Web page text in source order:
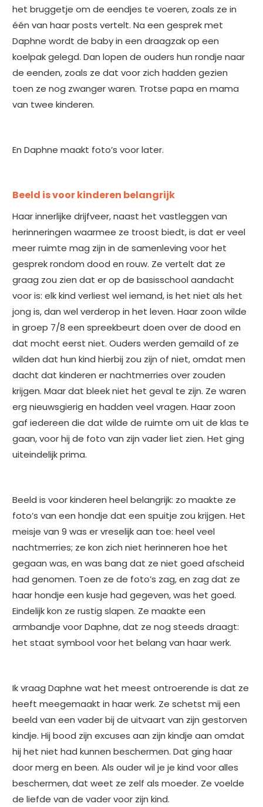
het bruggetje om de eendjes te voeren, zoals ze in
één van haar posts vertelt. Na een gesprek met
Daphne wordt de baby in een draagzak op een
koelpak gelegd. Dan lopen de ouders hun rondje naar
de eenden, zoals ze dat voor zich hadden gezien
toen ze nog zwanger waren. Trotse papa en mama
van twee kinderen.
En Daphne maakt foto’s voor later.
Beeld is voor kinderen belangrijk
Haar innerlijke drijfveer, naast het vastleggen van
herinneringen waarmee ze troost biedt, is dat er veel
meer ruimte mag zijn in de samenleving voor het
gesprek rondom dood en rouw. Ze vertelt dat ze
graag zou zien dat er op de basisschool aandacht
voor is: elk kind verliest wel iemand, is het niet als het
jong is, dan wel verderop in het leven. Haar zoon wilde
in groep 7/8 een spreekbeurt doen over de dood en
dat mocht eerst niet. Ouders werden gemaild of ze
wilden dat hun kind hierbij zou zijn of niet, omdat men
dacht dat kinderen er nachtmerries over zouden
krijgen. Maar dat bleek niet het geval te zijn. Ze waren
erg nieuwsgierig en hadden veel vragen. Haar zoon
gaf iedereen die dat wilde de ruimte om uit de klas te
gaan, voor hij de foto van zijn vader liet zien. Het ging
uiteindelijk prima.
Beeld is voor kinderen heel belangrijk: zo maakte ze
foto’s van een hondje dat een spuitje zou krijgen. Het
meisje van 9 was er vreselijk aan toe: heel veel
nachtmerries; ze kon zich niet herinneren hoe het
gegaan was, en was bang dat ze niet goed afscheid
had genomen. Toen ze de foto’s zag, en zag dat ze
haar hondje een kusje had gegeven, was het goed.
Eindelijk kon ze rustig slapen. Ze maakte een
armbandje voor Daphne, dat ze nog steeds draagt:
het staat symbool voor het belang van haar werk.
Ik vraag Daphne wat het meest ontroerende is dat ze
heeft meegemaakt in haar werk. Ze schetst mij een
beeld van een vader bij de uitvaart van zijn gestorven
kindje. Hij bood zijn excuses aan zijn kindje aan omdat
hij het niet had kunnen beschermen. Dat ging haar
door merg en been. Als ouder wil je je kind voor alles
beschermen, dat weet ze zelf als moeder. Ze voelde
de liefde van de vader voor zijn kind.